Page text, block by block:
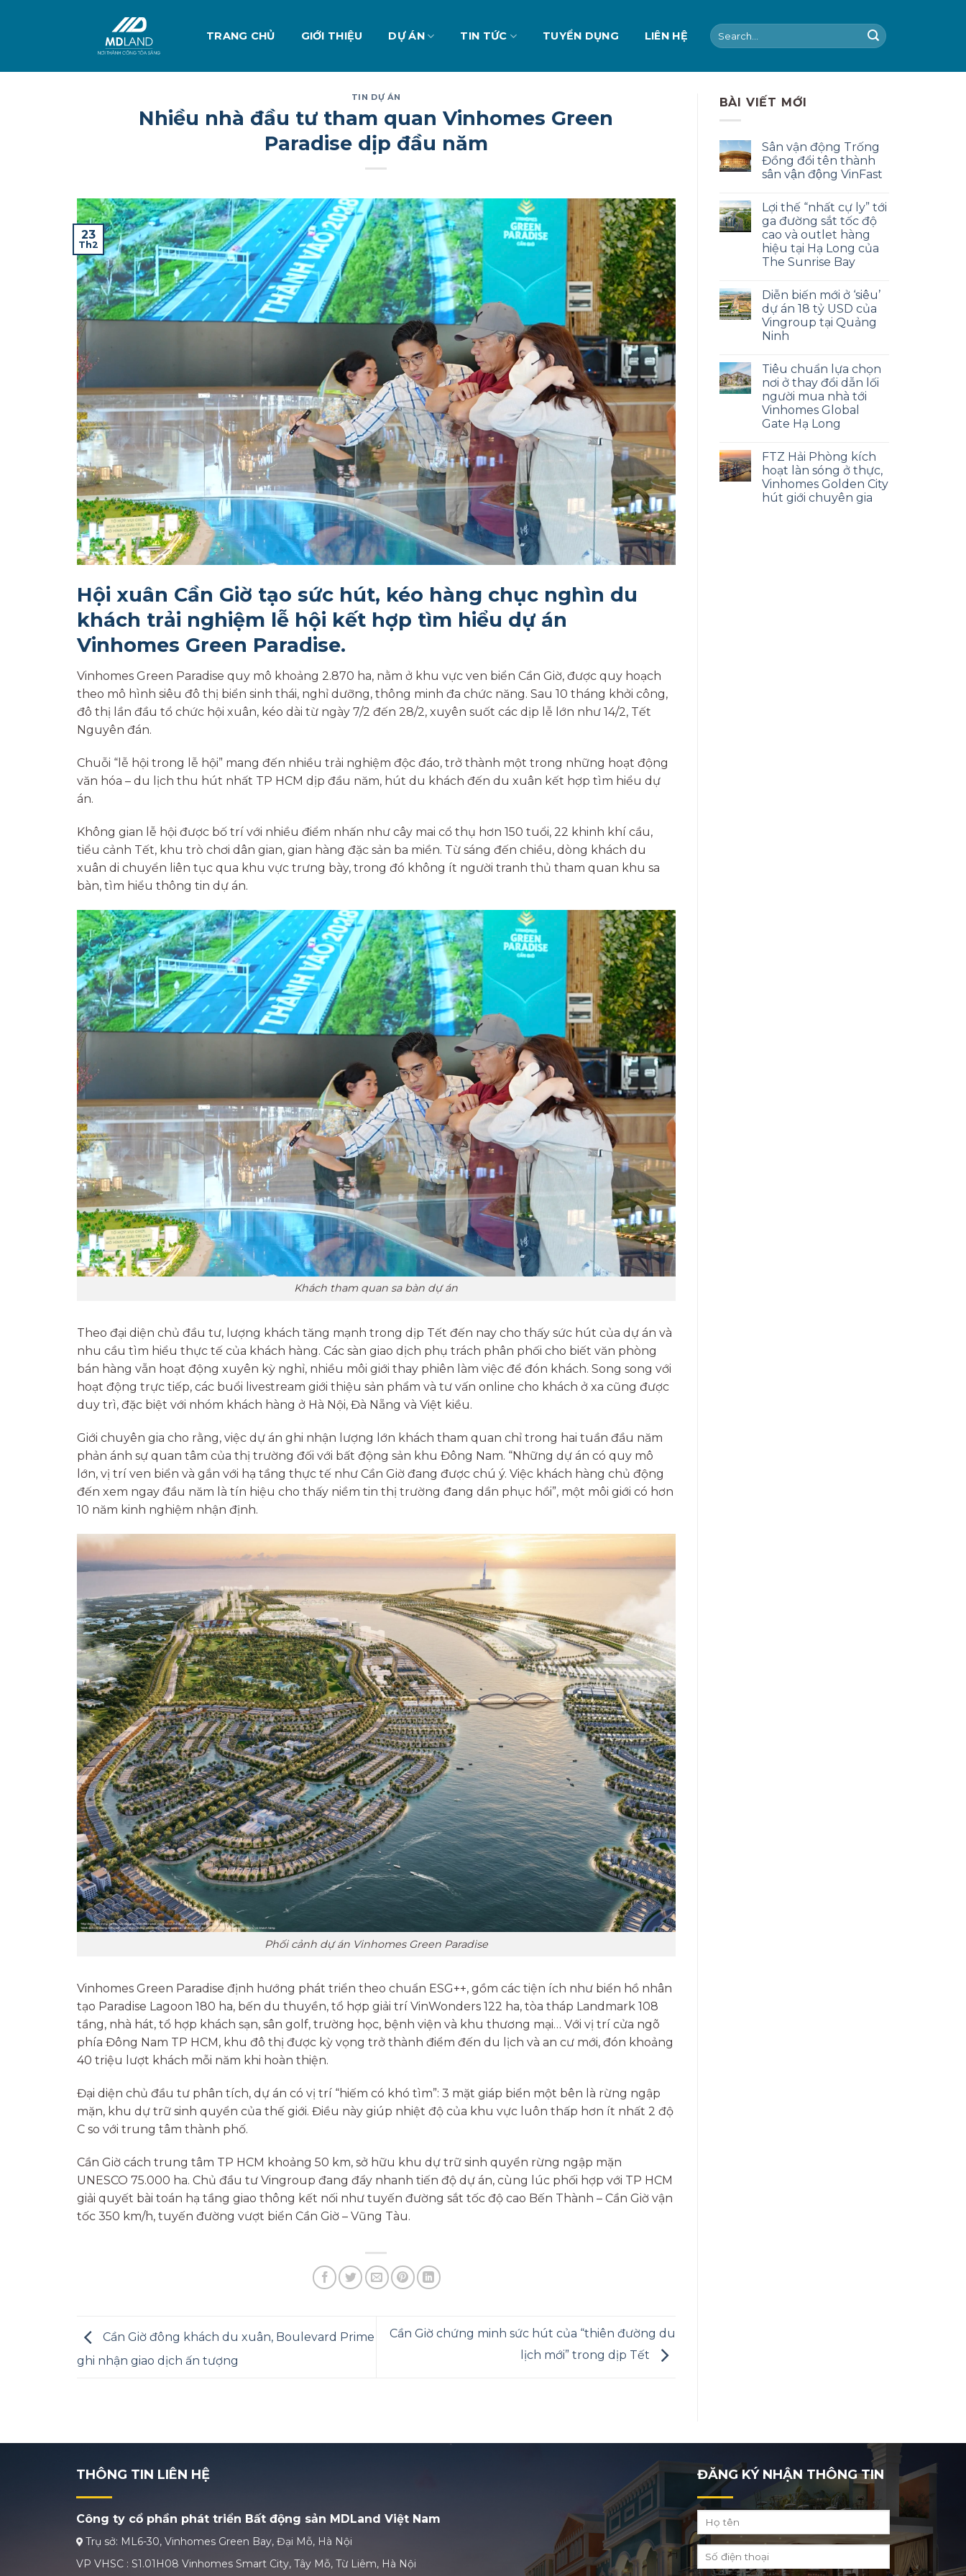
TRANG CHỦ GIỚI THIỆU DỰ ÁN TIN TỨC TUYỂN DỤNG LIÊN HỆ
Search
for:
TIN DỰ ÁN
Nhiều nhà đầu tư tham quan Vinhomes Green
Paradise dịp đầu năm
23
Th2
Hội xuân Cần Giờ tạo sức hút, kéo hàng chục nghìn du
khách trải nghiệm lễ hội kết hợp tìm hiểu dự án
Vinhomes Green Paradise.
Vinhomes Green Paradise quy mô khoảng 2.870 ha, nằm ở khu vực ven biển Cần Giờ, được quy hoạch
theo mô hình siêu đô thị biển sinh thái, nghỉ dưỡng, thông minh đa chức năng. Sau 10 tháng khởi công,
đô thị lần đầu tổ chức hội xuân, kéo dài từ ngày 7/2 đến 28/2, xuyên suốt các dịp lễ lớn như 14/2, Tết
Nguyên đán.
Chuỗi “lễ hội trong lễ hội” mang đến nhiều trải nghiệm độc đáo, trở thành một trong những hoạt động
văn hóa – du lịch thu hút nhất TP HCM dịp đầu năm, hút du khách đến du xuân kết hợp tìm hiểu dự
án.
Không gian lễ hội được bố trí với nhiều điểm nhấn như cây mai cổ thụ hơn 150 tuổi, 22 khinh khí cầu,
tiểu cảnh Tết, khu trò chơi dân gian, gian hàng đặc sản ba miền. Từ sáng đến chiều, dòng khách du
xuân di chuyển liên tục qua khu vực trưng bày, trong đó không ít người tranh thủ tham quan khu sa
bàn, tìm hiểu thông tin dự án.
Khách tham quan sa bàn dự án
Theo đại diện chủ đầu tư, lượng khách tăng mạnh trong dịp Tết đến nay cho thấy sức hút của dự án và
nhu cầu tìm hiểu thực tế của khách hàng. Các sàn giao dịch phụ trách phân phối cho biết văn phòng
bán hàng vẫn hoạt động xuyên kỳ nghỉ, nhiều môi giới thay phiên làm việc để đón khách. Song song với
hoạt động trực tiếp, các buổi livestream giới thiệu sản phẩm và tư vấn online cho khách ở xa cũng được
duy trì, đặc biệt với nhóm khách hàng ở Hà Nội, Đà Nẵng và Việt kiều.
Giới chuyên gia cho rằng, việc dự án ghi nhận lượng lớn khách tham quan chỉ trong hai tuần đầu năm
phản ánh sự quan tâm của thị trường đối với bất động sản khu Đông Nam. “Những dự án có quy mô
lớn, vị trí ven biển và gắn với hạ tầng thực tế như Cần Giờ đang được chú ý. Việc khách hàng chủ động
đến xem ngay đầu năm là tín hiệu cho thấy niềm tin thị trường đang dần phục hồi”, một môi giới có hơn
10 năm kinh nghiệm nhận định.
Phối cảnh dự án Vinhomes Green Paradise
Vinhomes Green Paradise định hướng phát triển theo chuẩn ESG++, gồm các tiện ích như biển hồ nhân
tạo Paradise Lagoon 180 ha, bến du thuyền, tổ hợp giải trí VinWonders 122 ha, tòa tháp Landmark 108
tầng, nhà hát, tổ hợp khách sạn, sân golf, trường học, bệnh viện và khu thương mại… Với vị trí cửa ngõ
phía Đông Nam TP HCM, khu đô thị được kỳ vọng trở thành điểm đến du lịch và an cư mới, đón khoảng
40 triệu lượt khách mỗi năm khi hoàn thiện.
Đại diện chủ đầu tư phân tích, dự án có vị trí “hiếm có khó tìm”: 3 mặt giáp biển một bên là rừng ngập
mặn, khu dự trữ sinh quyển của thế giới. Điều này giúp nhiệt độ của khu vực luôn thấp hơn ít nhất 2 độ
C so với trung tâm thành phố.
Cần Giờ cách trung tâm TP HCM khoảng 50 km, sở hữu khu dự trữ sinh quyển rừng ngập mặn
UNESCO 75.000 ha. Chủ đầu tư Vingroup đang đẩy nhanh tiến độ dự án, cùng lúc phối hợp với TP HCM
giải quyết bài toán hạ tầng giao thông kết nối như tuyến đường sắt tốc độ cao Bến Thành – Cần Giờ vận
tốc 350 km/h, tuyến đường vượt biển Cần Giờ – Vũng Tàu.
Cần Giờ đông khách du xuân, Boulevard Prime
ghi nhận giao dịch ấn tượng
Cần Giờ chứng minh sức hút của “thiên đường du
lịch mới” trong dịp Tết
BÀI VIẾT MỚI
Sân vận động Trống
Đồng đổi tên thành
sân vận động VinFast
Lợi thế “nhất cự ly” tới
ga đường sắt tốc độ
cao và outlet hàng
hiệu tại Hạ Long của
The Sunrise Bay
Diễn biến mới ở ‘siêu’
dự án 18 tỷ USD của
Vingroup tại Quảng
Ninh
Tiêu chuẩn lựa chọn
nơi ở thay đổi dẫn lối
người mua nhà tới
Vinhomes Global
Gate Hạ Long
FTZ Hải Phòng kích
hoạt làn sóng ở thực,
Vinhomes Golden City
hút giới chuyên gia
THÔNG TIN LIÊN HỆ
Công ty cổ phần phát triển Bất động sản MDLand Việt Nam
Trụ sở: ML6-30, Vinhomes Green Bay, Đại Mỗ, Hà Nội
VP VHSC : S1.01H08 Vinhomes Smart City, Tây Mỗ, Từ Liêm, Hà Nội
ĐĂNG KÝ NHẬN THÔNG TIN